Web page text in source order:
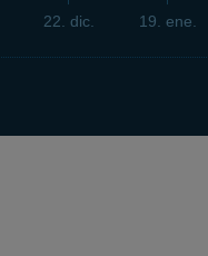
22. dic. 19. ene.